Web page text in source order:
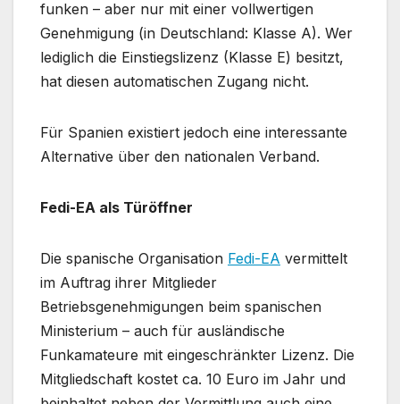
funken – aber nur mit einer vollwertigen
Genehmigung (in Deutschland: Klasse A). Wer
lediglich die Einstiegslizenz (Klasse E) besitzt,
hat diesen automatischen Zugang nicht.
Für Spanien existiert jedoch eine interessante
Alternative über den nationalen Verband.
Fedi-EA als Türöffner
Die spanische Organisation Fedi-EA vermittelt
im Auftrag ihrer Mitglieder
Betriebsgenehmigungen beim spanischen
Ministerium – auch für ausländische
Funkamateure mit eingeschränkter Lizenz. Die
Mitgliedschaft kostet ca. 10 Euro im Jahr und